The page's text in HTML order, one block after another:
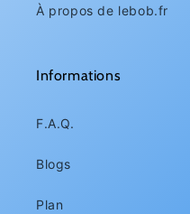
À propos de lebob.fr
Informations
F.A.Q.
Blogs
Plan